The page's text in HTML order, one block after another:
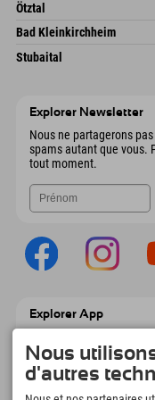
Autriche
Freizeitpark 10
4573 Hinterstoder
Autriche
Ötztal
Gscheat 14
Autriche
Bad Kleinkirchheim
Dorfstraße 24
9546 Bad Kleinkirchheim
Stubaital
Explorer Newsletter
Nous ne partagerons
spams autant que vous.
tout moment.
Explorer App
Explorer à emporter
réservations, liste de
des restaurants et bien
Téléchargez-le
Nous
d'autres